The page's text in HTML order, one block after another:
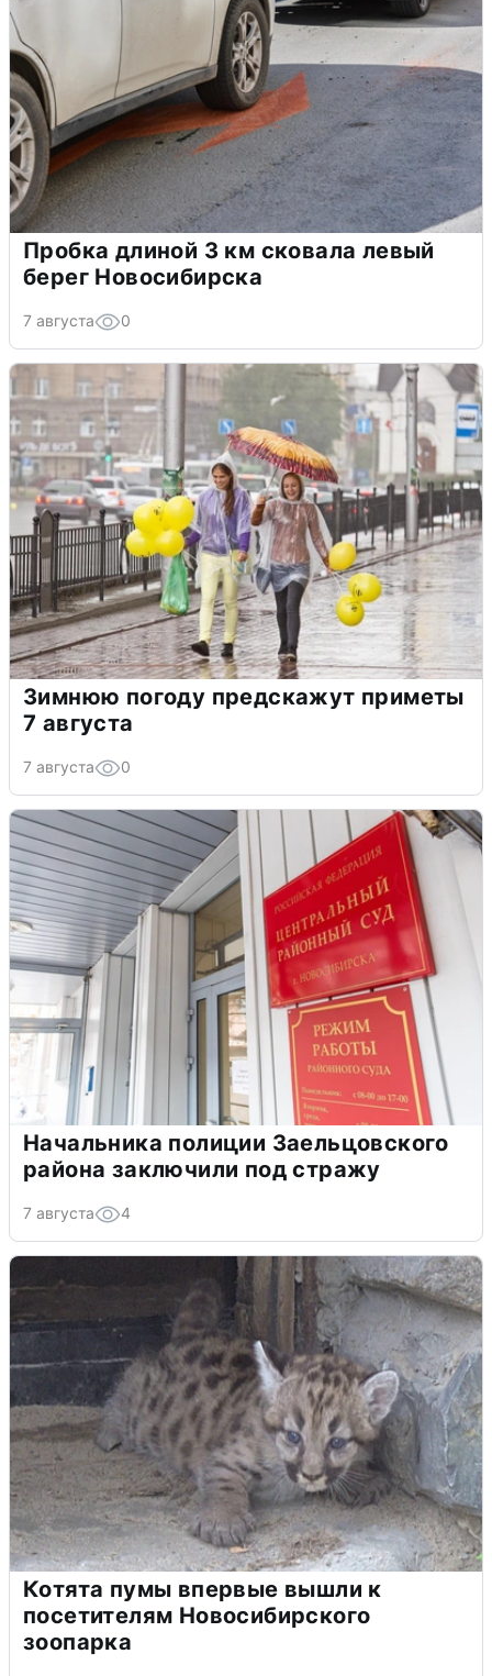
Пробка длиной 3 км сковала левый
берег Новосибирска
7 августа 0
Зимнюю погоду предскажут приметы
7 августа
7 августа 0
Начальника полиции Заельцовского
района заключили под стражу
7 августа 4
Котята пумы впервые вышли к
посетителям Новосибирского
зоопарка